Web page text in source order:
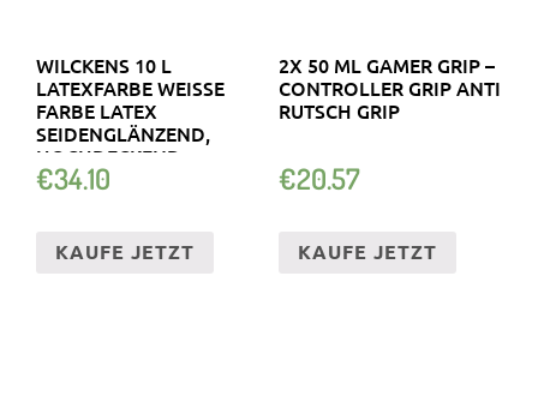
WILCKENS 10 L
LATEXFARBE WEISSE F
ARBE LATEX S
EIDENGLÄNZEND, H
OCHDECKEND
€34.10
KAUFE JETZT
2X 50 ML GAMER GRIP –
CONTROLLER GRIP ANTI
RUTSCH GRIP
€20.57
KAUFE JETZT